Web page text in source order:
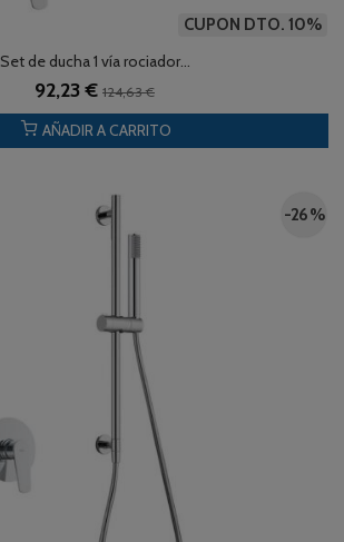
CUPON DTO. 10%
Set de ducha 1 vía rociador...
92,23 € 124,63 €
AÑADIR A CARRITO
-26 %